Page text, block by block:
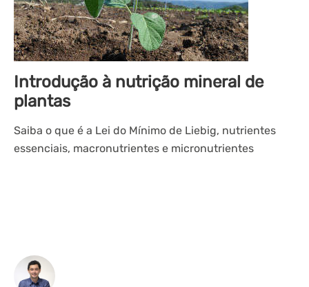
Introdução à nutrição mineral de
plantas
Saiba o que é a Lei do Mínimo de Liebig, nutrientes
essenciais, macronutrientes e micronutrientes